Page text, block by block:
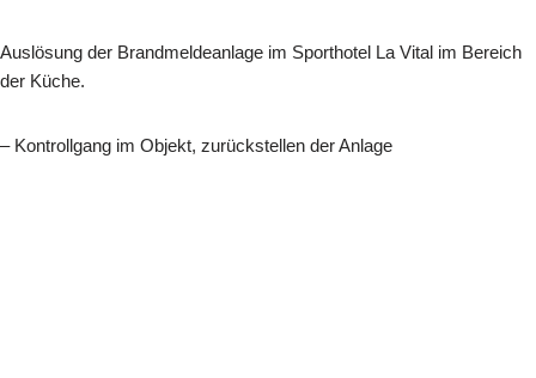
Auslösung der Brandmeldeanlage im Sporthotel La Vital im Bereich
der Küche.
– Kontrollgang im Objekt, zurückstellen der Anlage